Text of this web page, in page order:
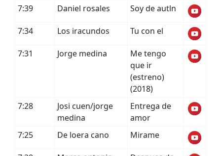
7:39 Daniel rosales Soy de autln
7:34 Los iracundos Tu con el
7:31 Jorge medina
Me tengo
que ir
(estreno)
(2018)
7:28
Josi cuen/jorge
medina
Entrega de
amor
7:25
De loera cano Mirame